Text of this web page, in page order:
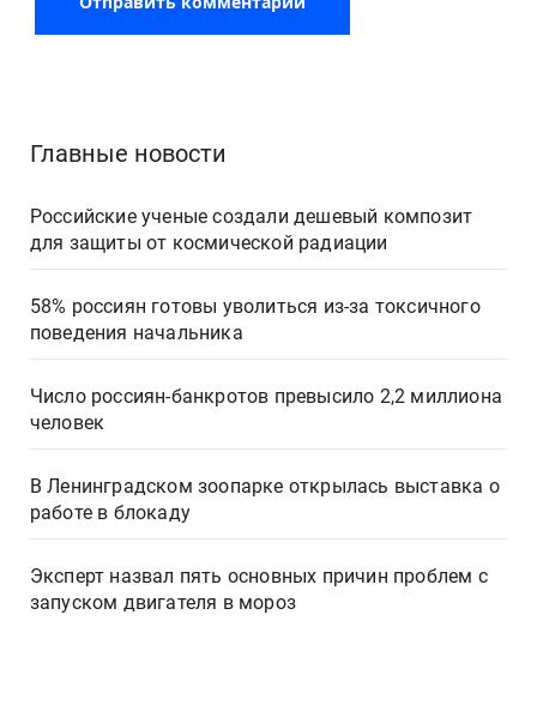
Главные новости
Российские ученые создали дешевый композит
для защиты от космической радиации
58% россиян готовы уволиться из-за токсичного
поведения начальника
Число россиян-банкротов превысило 2,2 миллиона
человек
В Ленинградском зоопарке открылась выставка о
работе в блокаду
Эксперт назвал пять основных причин проблем с
запуском двигателя в мороз